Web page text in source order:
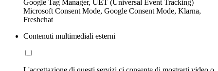
Google Tag Manager, UET (Universal Event Tracking)
Microsoft Consent Mode, Google Consent Mode, Klarna,
Freshchat
Contenuti multimediali esterni